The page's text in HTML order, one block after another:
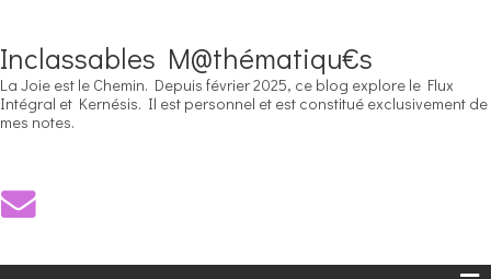
Inclassables M@thématiqu€s
La Joie est le Chemin. Depuis février 2025, ce blog explore le Flux
Intégral et Kernésis. Il est personnel et est constitué exclusivement de
mes notes.